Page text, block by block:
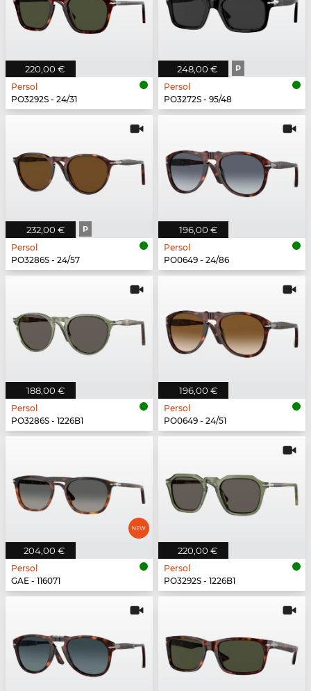
220,00 €
Persol
PO3292S - 24/31
248,00 € P
Persol
PO3272S - 95/48
232,00 € P
Persol
PO3286S - 24/57
196,00 €
Persol
PO0649 - 24/86
188,00 €
Persol
PO3286S - 1226B1
196,00 €
Persol
PO0649 - 24/51
204,00 €
Persol
GAE - 116071
220,00 €
Persol
PO3292S - 1226B1